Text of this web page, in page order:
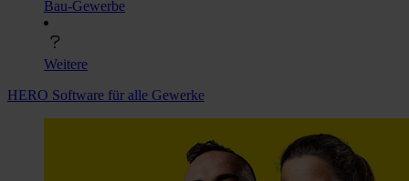
Bau-Gewerbe
Weitere
HERO Software für alle Gewerke